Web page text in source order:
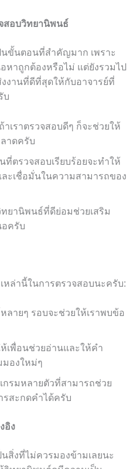
สอบวิทยานิพนธ์
ขั้นตอนที่สำคัญมาก เพราะ
หาถูกต้องหรือไม่ แต่ยังรวมไป
งงานที่ดีที่สุดให้กับอาจารย์ที่
บ
ถ้าเราตรวจสอบดีๆ ก็จะช่วยให้
าดครับ
ที่ตรวจสอบเรียบร้อยจะทำให้
ะเชื่อมั่นในความสามารถของ
ยานิพนธ์ที่ดีย่อมช่วยเสริม
อครับ
หล่านี้ในการตรวจสอบนะครับ:
ลายๆ รอบจะช่วยให้เราพบข้อ
เพื่อนช่วยอ่านและให้คำ
มองใหม่ๆ
กรมหลายตัวที่สามารถช่วย
รสะกดคำได้ครับ
อิง
สิ่งที่ไม่ควรมองข้ามเลยนะ